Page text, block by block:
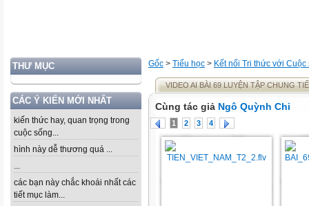
THƯ MỤC
CÁC Ý KIẾN MỚI NHẤT
kiến thức hay, quan trọng trong
cuộc sống...
hình này dễ thương quá ...
...
các bạn này chắc khoái nhất các
tiết mục làm...
Gốc > Tiểu học > Kết nối Tri thức với Cuộc
VIDEO AI BÀI 69 LUYỆN TẬP CHUNG
Cùng tác giả Ngô Quỳnh Chi
1 2 3 4